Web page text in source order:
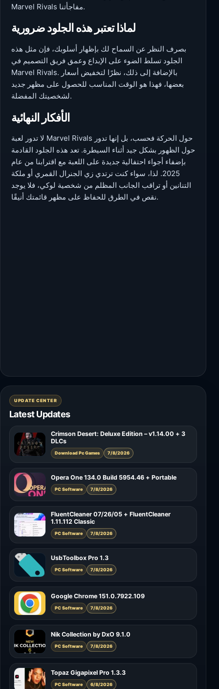
Marvel Rivals مفاجأتنا.
لماذا تعتبر هذه الجلود ضرورية
بصرف النظر عن السماح لك بإظهار أسلوبك، فإن مثل هذه
الجلود تسلط الضوء على الإبداع وعمق فريق التصميم في
Marvel Rivals. بالإضافة إلى ذلك، نظرًا لتخفيض أسعار
بعضها، فهذا هو الوقت المناسب للحصول على مظهر جديد
لشخصيتك المفضلة.
الأفكار النهائية
لا تدور لعبة Marvel Rivals حول الحركة فحسب، بل إنها تدور
حول الظهور بشكل جيد أثناء السيطرة. تعد هذه الجلود القادمة
بإضفاء أجواء احتفالية جديدة على اللعبة مع اقترابنا من عام
2025. لذا، سواء كنت ترتدي زي الجنرال القمري أو ملكة
التنانين أو تراقب الجانب المظلم من شخصية لوكي، فلا يوجد
نقص في الطرق للحفاظ على مظهر قائمتك أنيقًا.
UPDATE CENTER
Latest Updates
Crimson Desert: Deluxe Edition – v1.14.00 + 3
DLCs
Download Pc Games 7/8/2026
Opera One 134.0 Build 5954.46 + Portable
PC Software 7/8/2026
FluentCleaner 07/26/05 + FluentCleaner
1.11.112 Classic
PC Software 7/8/2026
UsbToolbox Pro 1.3
PC Software 7/8/2026
Google Chrome 151.0.7922.109
PC Software 7/8/2026
Nik Collection by DxO 9.1.0
PC Software 7/8/2026
Topaz Gigapixel Pro 1.3.3
PC Software 6/8/2026